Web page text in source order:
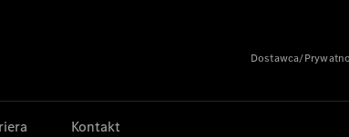
Dostawca/
Kontakt